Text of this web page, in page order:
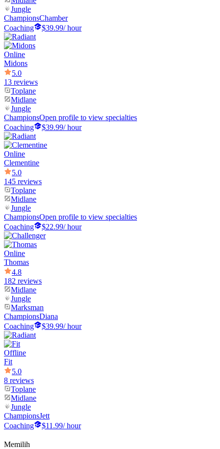
Jungle
ChampionsChamber
Coaching
$39.99/ hour
Online
Midons
5.0
13 reviews
Toplane
Midlane
Jungle
ChampionsOpen profile to view specialties
Coaching
$39.99/ hour
Online
Clementine
5.0
145 reviews
Toplane
Midlane
Jungle
ChampionsOpen profile to view specialties
Coaching
$22.99/ hour
Online
Thomas
4.8
182 reviews
Midlane
Jungle
Marksman
ChampionsDiana
Coaching
$39.99/ hour
Offline
Fit
5.0
8 reviews
Toplane
Midlane
Jungle
ChampionsJett
Coaching
$11.99/ hour
Memilih